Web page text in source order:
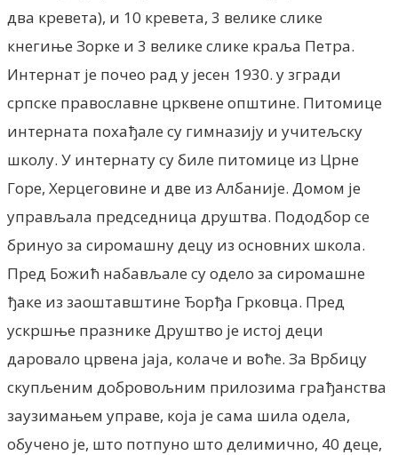
два кревета), и 10 кревета, 3 велике слике
кнегиње Зорке и 3 велике слике краља Петра.
Интернат jе почео рад у jесен 1930. у згради
српске православне црквене општине. Питомице
интерната похађале су гимназиjу и учитељску
школу. У интернату су биле питомице из Црне
Горе, Херцеговине и две из Албаниjе. Домом jе
управљала председница друштва. Пододбор се
бринуо за сиромашну децу из основних школа.
Пред Божић набављале су одело за сиромашне
ђаке из заоштавштине Ђорђа Грковца. Пред
ускршње празнике Друштво jе истоj деци
даровало црвена jаjа, колаче и воће. За Врбицу
скупљеним добровољним прилозима грађанства
заузимањем управе, коjа jе сама шила одела,
обучено jе, што потпуно што делимично, 40 деце,